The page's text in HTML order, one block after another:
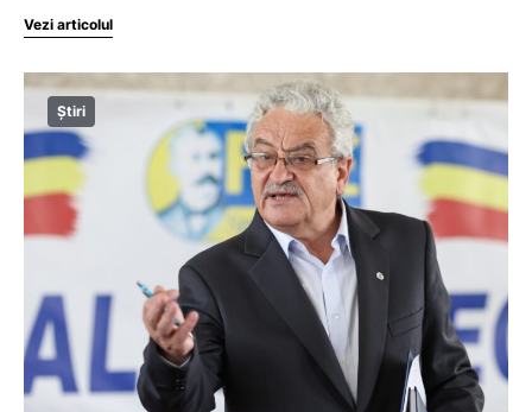
Vezi articolul
Știri